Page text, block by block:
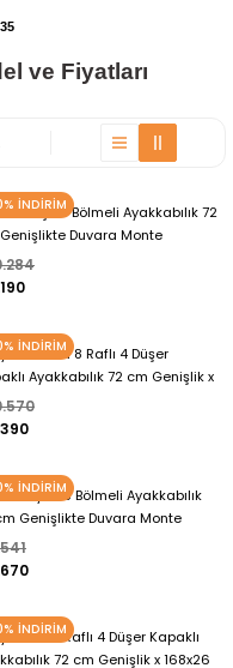
ve Fiyatları
İNDİRİM
Meşe 8 Bölmeli Ayakkabılık 72
Duvara Monte
cm Ayakkabılık
İNDİRİM
Cordoba 8 Raflı 4 Düşer
Ayakkabılık 72 cm Genişlik x
cm Ayakkabılık
İNDİRİM
Beyaz 8 Bölmeli Ayakkabılık
Genişlikte Duvara Monte
cm Ayakkabılık
İNDİRİM
Ceviz 8 Raflı 4 Düşer Kapaklı
72 cm Genişlik x 168x26